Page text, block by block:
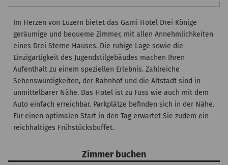
Im Herzen von Luzern bietet das Garni Hotel Drei Könige
geräumige und bequeme Zimmer, mit allen Annehmlichkeiten
eines Drei Sterne Hauses. Die ruhige Lage sowie die
Einzigartigkeit des Jugendstilgebäudes machen Ihren
Aufenthalt zu einem speziellen Erlebnis. Zahlreiche
Sehenswürdigkeiten, der Bahnhof und die Altstadt sind in
unmittelbarer Nähe. Das Hotel ist zu Fuss wie auch mit dem
Auto einfach erreichbar. Parkplätze befinden sich in der Nähe.
Für einen optimalen Start in den Tag erwartet Sie zudem ein
reichhaltiges Frühstücksbuffet.
Zimmer buchen